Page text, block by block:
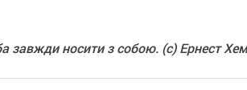
завжди носити з собою. (с) Ернест